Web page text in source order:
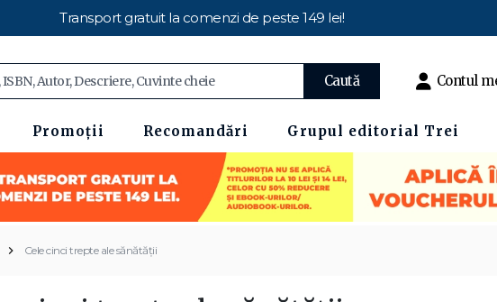
Transport gratuit la comenzi de peste 149 lei!
Caută Contul
Promoții Recomandări Grupul editorial Trei
Cele cinci trepte ale sănătăţii